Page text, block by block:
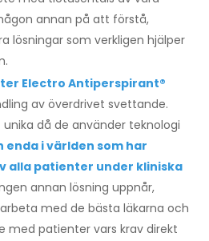
annan på att förstå,
lösningar som verkligen hjälper
Electro Antiperspirant®
av överdrivet svettande.
då de använder teknologi
enda i världen som har
alla patienter under kliniska
annan lösning uppnår,
med de bästa läkarna och
med patienter vars krav direkt